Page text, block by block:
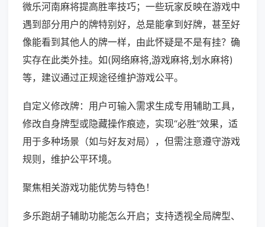
微乐河南麻将提高胜率技巧；一些玩家反映在游戏中
遇到部分用户的牌特别好，总是能拿到好牌，甚至好
像能看到其他人的牌一样，由此怀疑是不是有挂？确
实存在此类外挂。如(网络麻将,游戏麻将,划水麻将)
等，建议通过正规途径维护游戏公平。
自定义修改牌：用户可输入需求生成专用辅助工具，
修改自身牌型或隐藏操作痕迹，实现“必胜”效果，适
用于多种场景（如与好友对局），但需注意遵守游戏
规则，维护公平环境。
聚焦相关游戏功能优势与特色！
多乐跑胡子辅助功能怎么开启；支持透视全局牌型、